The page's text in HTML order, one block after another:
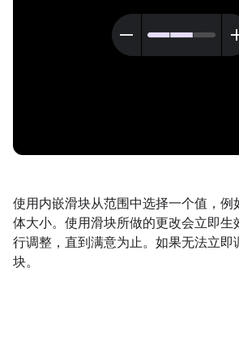
使用内嵌滑块从范围中选择一个值，例
体大小。使用滑块所做的更改会立即生
行调整，直到满意为止。如果无法立即
块。